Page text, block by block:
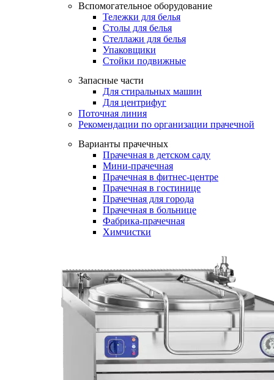
Вспомогательное оборудование
Тележки для белья
Столы для белья
Стеллажи для белья
Упаковщики
Стойки подвижные
Запасные части
Для стиральных машин
Для центрифуг
Поточная линия
Рекомендации по организации прачечной
Варианты прачечных
Прачечная в детском саду
Мини-прачечная
Прачечная в фитнес-центре
Прачечная в гостинице
Прачечная для города
Прачечная в больнице
Фабрика-прачечная
Химчистки